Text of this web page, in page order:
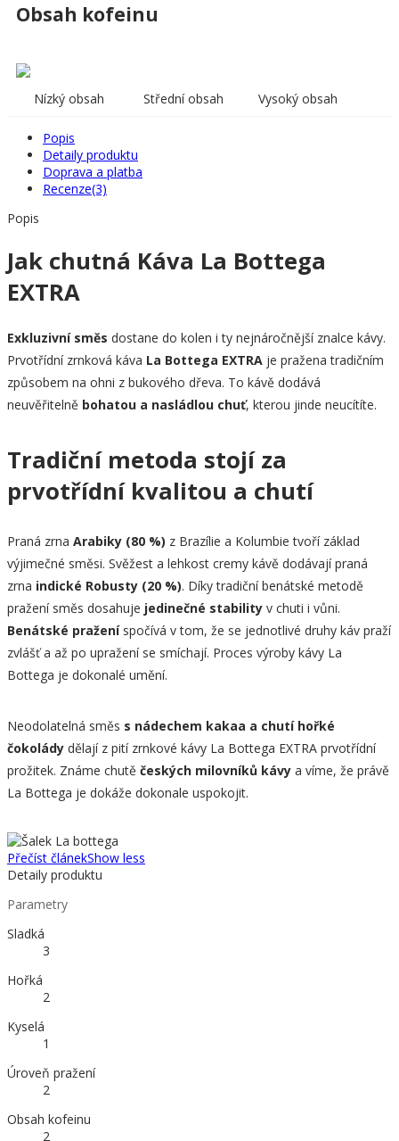
Obsah kofeinu
Nízký obsah Střední obsah Vysoký obsah
Popis
Detaily produktu
Doprava a platba
Recenze(3)
Popis
Jak chutná Káva La Bottega
EXTRA
Exkluzivní směs dostane do kolen i ty nejnáročnější znalce kávy.
Prvotřídní zrnková káva La Bottega EXTRA je pražena tradičním
způsobem na ohni z bukového dřeva. To kávě dodává
neuvěřitelně bohatou a nasládlou chuť, kterou jinde neucítíte.
Tradiční metoda stojí za
prvotřídní kvalitou a chutí
Praná zrna Arabiky (80 %) z Brazílie a Kolumbie tvoří základ
výjimečné směsi. Svěžest a lehkost cremy kávě dodávají praná
zrna indické Robusty (20 %). Díky tradiční benátské metodě
pražení směs dosahuje jedinečné stability v chuti i vůni.
Benátské praženíspočívá v tom, že se jednotlivé druhy káv praží
zvlášť a až po upražení se smíchají. Proces výroby kávy La
Bottega je dokonalé umění.
Neodolatelná směs s nádechem kakaa a chutí hořké
čokolády dělají z pití zrnkové kávy La Bottega EXTRA prvotřídní
prožitek. Známe chutě českých milovníků kávy a víme, že právě
La Bottega je dokáže dokonale uspokojit.
Přečíst článekShow less
Detaily produktu
Parametry
Sladká
3
Hořká
2
Kyselá
1
Úroveň pražení
2
Obsah kofeinu
2